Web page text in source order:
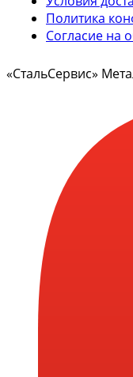
Политика
Согласие на
«СтальСервис»